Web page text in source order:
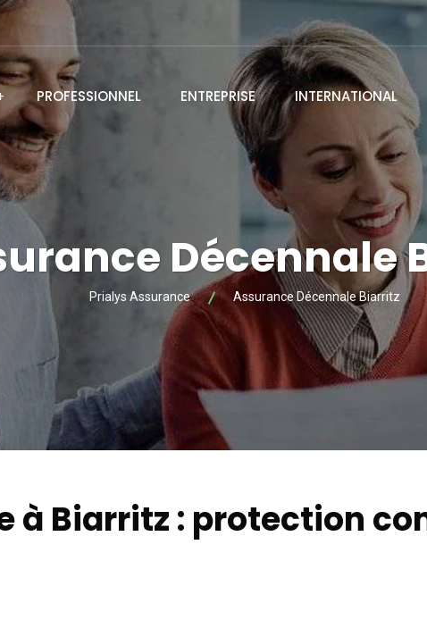
PROFESSIONNEL ENTREPRISE INTERNATIONAL
Décennale
Prialys Assurance Assurance Décennale Biarritz
à Biarritz : protection